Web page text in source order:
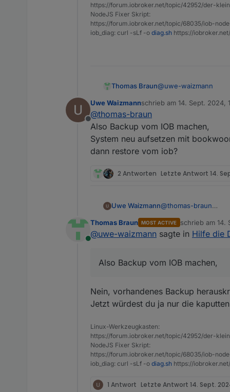
https://forum.iobroker.net/topic/42952/der-
NodeJS Fixer Skript:
https://forum.iobroker.net/topic/68035/iob-
iob_diag: curl -sLf -o diag.sh https://
Thomas Braun@uwe-waizmann
Du könntest das aber
Musst du früher oder
Offline
Uwe Waizmannschrieb am 14. Sept. 2024,
zuletzt editiert von
@thomas-braun
Also Backup vom IOB machen,
System neu aufsetzen mit
dann restore vom iob?
2 Antworten Letzte Antwort 14.
Uwe Waizmann@thomas-braun
System neu
dann restore vom
Online
Thomas Braun MOST ACTIVE schrieb am 14.
zuletzt editiert
@uwe-waizmann sagte in Hilfe die
Also Backup vom IOB machen,
Nein, vorhandenes Backup
Jetzt würdest du ja nur die
Linux-Werkzeugkasten:
https://forum.iobroker.net/topic/42952/der-
NodeJS Fixer Skript:
https://forum.iobroker.net/topic/68035/iob-
iob_diag: curl -sLf -o diag.sh https://
1 Antwort Letzte Antwort 14. Sept.